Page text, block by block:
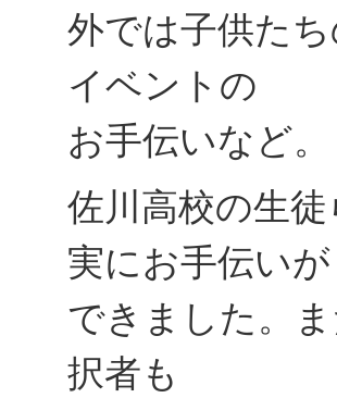
外では子供た
イベントの
お手伝いなど。
佐川高校の生
実にお手伝いが
できました。
択者も